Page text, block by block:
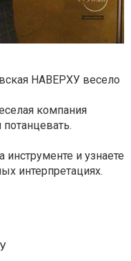
НАВЕРХУ весело
компания
потанцевать.
и узнаете
интерпретациях.